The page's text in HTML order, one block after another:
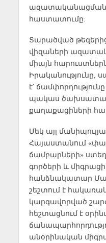
ազատականացման
հաստատումը:
Տարածված
վիզաների
միայն
Իրականությունը,
է՝
պակաս ծախսատար
քաղաքացիների
Մեկ այլ
Հայաստանում
ճամբարների»
գործերի և
հանձնակատար
շեշտում է
կարգավորված
հեշտացնում է
անօրինական